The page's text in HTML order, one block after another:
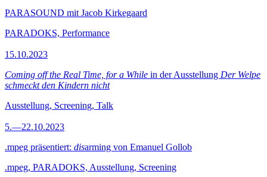
PARASOUND mit Jacob Kirkegaard
PARADOKS, Performance
15.10.2023
Coming off the Real Time, for a While in der Ausstellung Der Welpe
schmeckt den Kindern nicht
Ausstellung, Screening, Talk
5.—22.10.2023
.mpeg präsentiert: disarming von Emanuel Gollob
.mpeg, PARADOKS, Ausstellung, Screening